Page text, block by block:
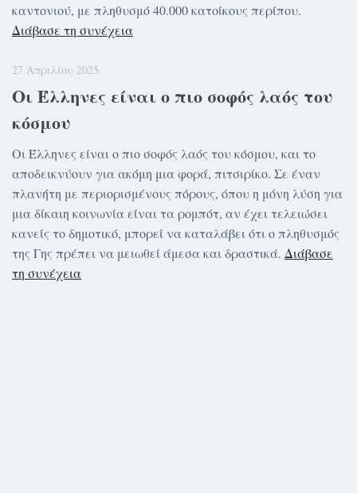
καντονιού, με πληθυσμό 40.000 κατοίκους περίπου.
Διάβασε τη συνέχεια
27 Απριλίου 2025
Οι Έλληνες είναι ο πιο σοφός λαός του
κόσμου
Οι Έλληνες είναι ο πιο σοφός λαός του κόσμου, και το
αποδεικνύουν για ακόμη μια φορά, πιτσιρίκο. Σε έναν
πλανήτη με περιορισμένους πόρους, όπου η μόνη λύση για
μια δίκαιη κοινωνία είναι τα ρομπότ, αν έχει τελειώσει
κανείς το δημοτικό, μπορεί να καταλάβει ότι ο πληθυσμός
της Γης πρέπει να μειωθεί άμεσα και δραστικά. Διάβασε
τη συνέχεια